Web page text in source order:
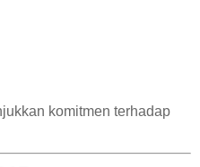
komitmen terhadap